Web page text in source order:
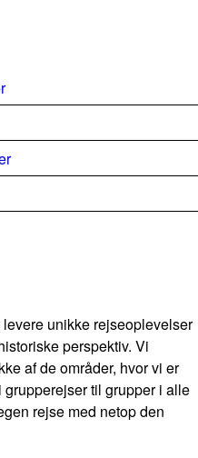
unikke rejseoplevelser
perspektiv. Vi
af de områder, hvor vi er
til grupper i alle
rejse med netop den